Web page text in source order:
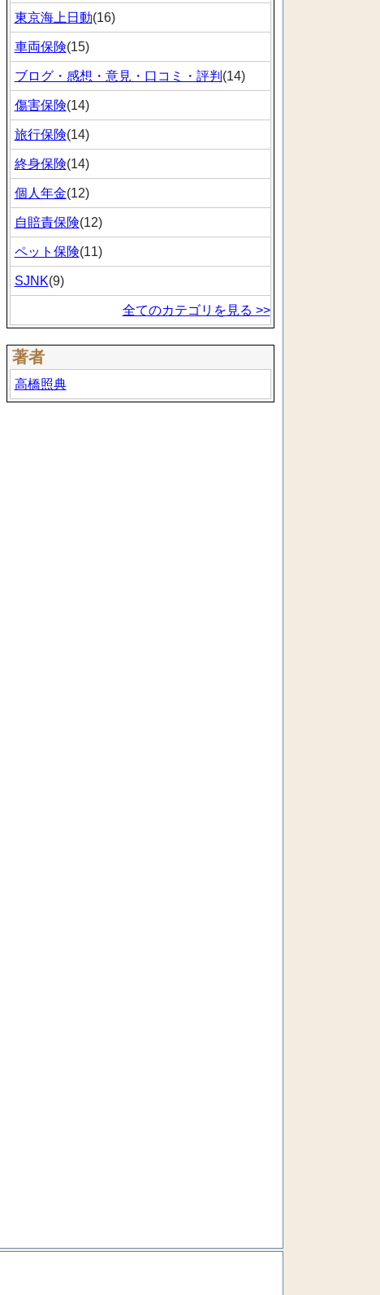
東京海上日動(16)
車両保険(15)
ブログ・感想・意見・口コミ・評判 (14)
傷害保険(14)
旅行保険(14)
終身保険(14)
個人年金(12)
自賠責保険(12)
ペット保険(11)
SJNK(9)
全てのカテゴリを見る >>
著者
高橋照典